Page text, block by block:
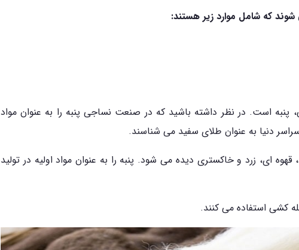
که شامل موارد زیر هستند:
پنبه است. در نظر داشته باشید که در صنعت نساجی پنبه را به عنوان مواد
دنیا به عنوان طلای سفید می شناسند.
قهوه ای، زرد و خاکستری دیده می شود. پنبه را به عنوان مواد اولیه در تولید
کشی استفاده می کنند.